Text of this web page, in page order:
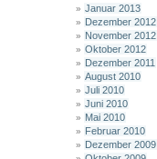
Januar 2013
Dezember 2012
November 2012
Oktober 2012
Dezember 2011
August 2010
Juli 2010
Juni 2010
Mai 2010
Februar 2010
Dezember 2009